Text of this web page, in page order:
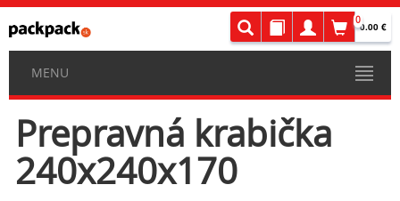
0
0.00 €
MENU
Prepravná krabička
240x240x170